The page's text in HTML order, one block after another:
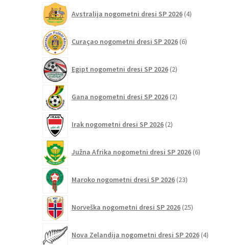
Avstralija nogometni dresi SP 2026 4izdelki
Curaçao nogometni dresi SP 2026 6izdelkov
Egipt nogometni dresi SP 2026 2izdelka
Gana nogometni dresi SP 2026 2izdelka
Irak nogometni dresi SP 2026 2izdelka
Južna Afrika nogometni dresi SP 2026 6izdelkov
Maroko nogometni dresi SP 2026 23izdelkov
Norveška nogometni dresi SP 2026 25izdelkov
Nova Zelandija nogometni dresi SP 2026 4izdelki